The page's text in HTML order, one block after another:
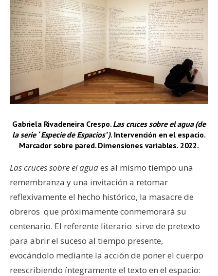
Gabriela Rivadeneira Crespo. Las cruces sobre el agua (de
la serie ‘ Especie de Espacios’ ). Intervención en el espacio.
Marcador sobre pared. Dimensiones variables. 2022.
Las cruces sobre el aguaes al mismo tiempo una
remembranza y una invitación a retomar
reflexivamente el hecho histórico, la masacre de
obreros que próximamente conmemorará su
centenario. El referente literario sirve de pretexto
para abrir el suceso al tiempo presente,
evocándolo mediante la acción de poner el cuerpo
reescribiendo íntegramente el texto en el espacio: